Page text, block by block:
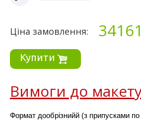
Ціна замовлення: 34161
Купити
Вимоги до
Формат дообрізнийй (з припусками